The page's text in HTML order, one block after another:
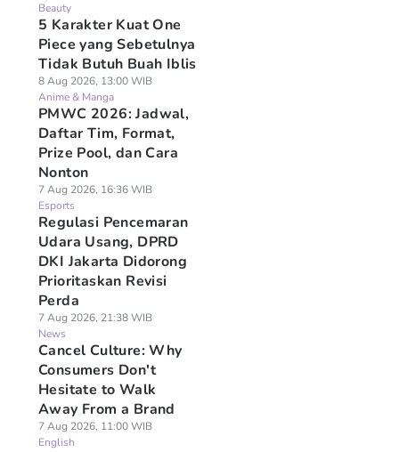
Beauty
5 Karakter Kuat One
Piece yang Sebetulnya
Tidak Butuh Buah Iblis
8 Aug 2026, 13:00 WIB
Anime & Manga
PMWC 2026: Jadwal,
Daftar Tim, Format,
Prize Pool, dan Cara
Nonton
7 Aug 2026, 16:36 WIB
Esports
Regulasi Pencemaran
Udara Usang, DPRD
DKI Jakarta Didorong
Prioritaskan Revisi
Perda
7 Aug 2026, 21:38 WIB
News
Cancel Culture: Why
Consumers Don't
Hesitate to Walk
Away From a Brand
7 Aug 2026, 11:00 WIB
English